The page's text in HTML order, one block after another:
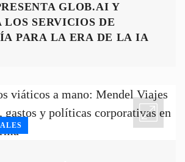
GLOB.AI Y
SERVICIOS DE
PARA LA ERA DE LA IA